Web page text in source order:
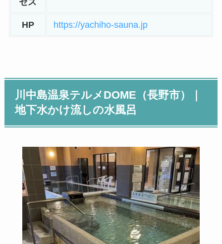
セス
HP https://yachiho-sauna.jp
川中島温泉テルメDOME（長野市）
地下水かけ流しの水風呂